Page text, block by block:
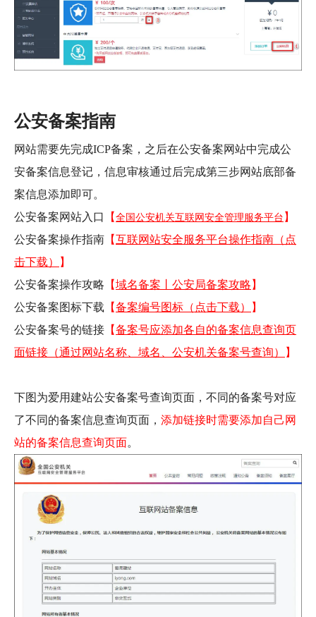
公安备案指南
网站需要先完成ICP备案，之后在公安备案网站中完成公
安备案信息登记，信息审核通过后完成第三步网站底部备
案信息添加即可。
公安备案网站入口
【 全国公安机关互联网安全管理服务平台 】
公安备案操作指南 【互联网站安全服务平台操作指南（点
击下载）
】
公安备案操作攻略 【域名备案丨公安局备案攻略 】
公安备案图标下载 【备案编号图标（点击下载）
】
公安备案号的链接 【备案号应添加各自的备案信息查询页
面链接（通过网站名称、域名、公安机关备案号查询）
】
下图为爱用建站公安备案号查询页面，不同的备案号对应
了不同的备案信息查询页面， 添加链接时需要添加自己网
站的备案信息查询页面。